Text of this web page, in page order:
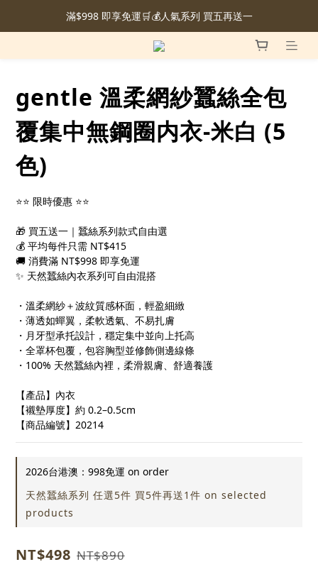
滿$998 即享免運🛒💰人氣系列 買五再送一
gentle 溫柔網紗蠶絲全包
覆集中無鋼圈内衣-米白 (5
色)
⭐⭐ 限時優惠 ⭐⭐
🎁 買五送一｜蠶絲系列款式自由選
💰 平均每件只需 NT$415
🚚 消費滿 NT$998 即享免運
✨ 天然蠶絲內衣系列可自由混搭
・溫柔網紗＋波紋質感杯面，輕盈細緻
・薄透如蟬翼，柔軟透氣、不易扎膚
・月牙型承托設計，穩定集中並向上托高
・全罩杯包覆，包容胸型並修飾側邊線條
・100% 天然蠶絲內裡，柔滑親膚、舒適養護
【產品】內衣
【襯墊厚度】約 0.2–0.5cm
【商品編號】20214
2026台港澳：998免運 on order
天然蠶絲系列 任選5件 買5件再送1件 on selected
products
NT$498 NT$890